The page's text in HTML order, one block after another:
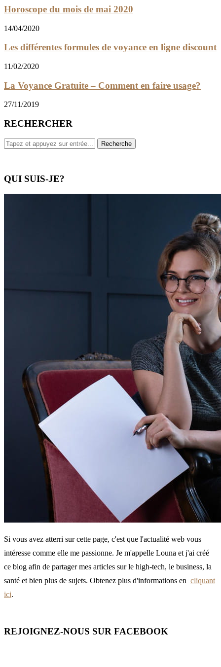
Horoscope du mois de mai 2020
14/04/2020
Les différentes formules de voyance en ligne discount
11/02/2020
La Voyance Gratuite – Comment en faire usage?
27/11/2019
RECHERCHER
QUI SUIS-JE?
Si vous avez atterri sur cette page, c'est que l'actualité web vous
intéresse comme elle me passionne. Je m'appelle Louna et j'ai créé
ce blog afin de partager mes articles sur le high-tech, le business, la
santé et bien plus de sujets. Obtenez plus d'informations en cliquant
ici.
REJOIGNEZ-NOUS SUR FACEBOOK